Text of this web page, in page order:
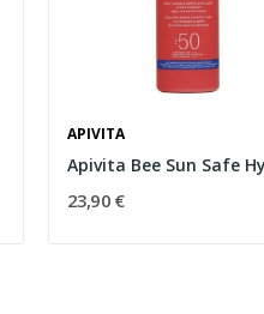
APIVITA
23,90 €